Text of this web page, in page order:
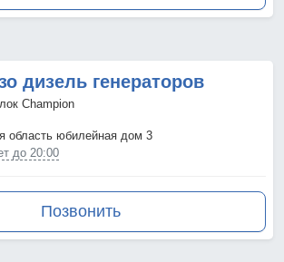
дизель генераторов
Champion
область юбилейная дом 3
до 20:00
Позвонить